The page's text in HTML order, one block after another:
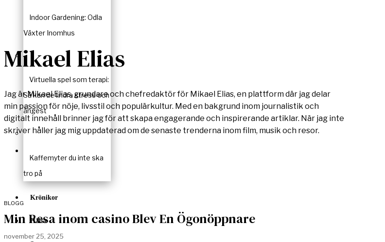
Indoor Gardening: Odla
Växter Inomhus
Virtuella spel som terapi:
Så kan de lindra stress och
ångest
Kaffemyter du inte ska
tro på
Krönikor
Hälsa
Mikael Elias
Jag är Mikael Elias, grundare och chefredaktör för Mikael Elias, en plattform där jag delar
min passion för nöje, livsstil och populärkultur. Med en bakgrund inom journalistik och
digitalt innehåll brinner jag för att skapa engagerande och inspirerande artiklar. När jag inte
skriver håller jag mig uppdaterad om de senaste trenderna inom film, musik och resor.
BLOGG
Min Resa inom casino Blev En Ögonöppnare
november 25, 2025